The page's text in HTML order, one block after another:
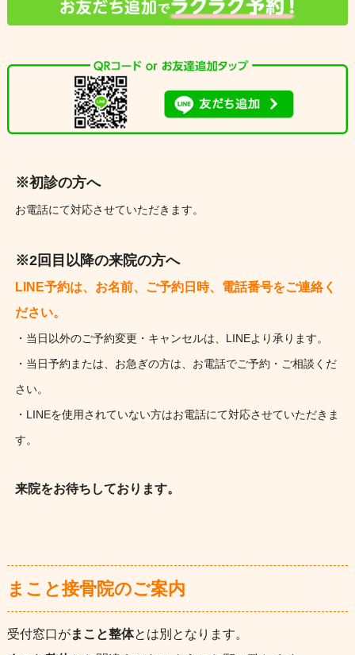
※初診の方へ
お電話にて対応させていただきます。
※2回目以降の来院の方へ
LINE予約は、お名前、ご予約日時、電話番号をご連絡く
ださい。
・当日以外のご予約変更・キャンセルは、LINEより承ります。
・当日予約または、お急ぎの方は、お電話でご予約・ご相談くだ
さい。
・LINEを使用されていない方はお電話にて対応させていただきま
す。
来院をお待ちしております。
まこと接骨院のご案内
受付窓口がまこと整体とは別となります。